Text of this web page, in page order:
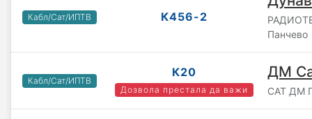
Кабл/Сат/ИПТВ К456-2
Панчево
Кабл/Сат/ИПТВ
К20
Дозвола престала да важи
ДМ
САТ ДМ